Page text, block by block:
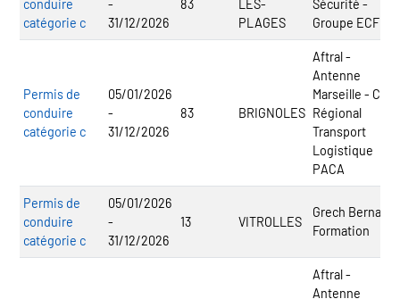
conduire
catégorie c
-
31/12/2026
83
LES-
PLAGES
Sécurité -
Groupe ECF
Permis de
conduire
catégorie c
05/01/2026
-
31/12/2026
83 BRIGNOLES
Aftral -
Antenne
Marseille - CFA
Régional
Transport
Logistique
PACA
Permis de
conduire
catégorie c
05/01/2026
-
31/12/2026
13 VITROLLES
Grech Bernabo
Formation
Aftral -
Antenne